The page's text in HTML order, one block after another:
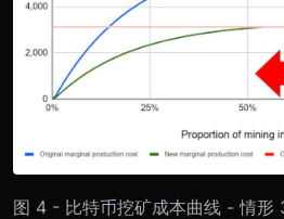
图 4 - 比特币挖矿成本曲线 - 情形